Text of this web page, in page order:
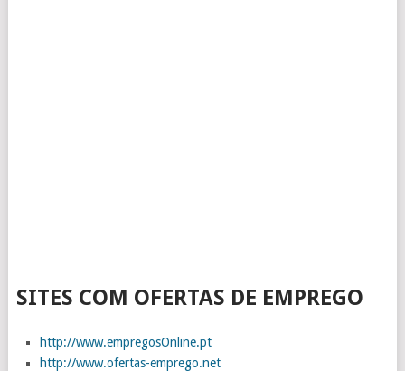
SITES COM OFERTAS DE EMPREGO
http://www.empregosOnline.pt
http://www.ofertas-emprego.net